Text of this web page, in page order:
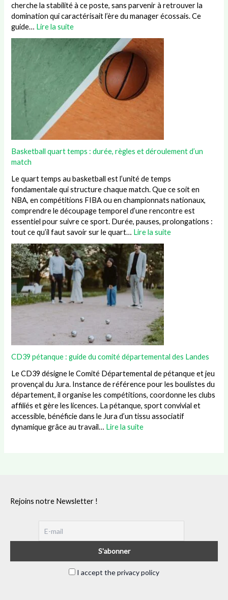
cherche la stabilité à ce poste, sans parvenir à retrouver la
domination qui caractérisait l’ère du manager écossais. Ce
guide… Lire la suite
Basketball quart temps : durée, règles et déroulement d’un
match
Le quart temps au basketball est l’unité de temps
fondamentale qui structure chaque match. Que ce soit en
NBA, en compétitions FIBA ou en championnats nationaux,
comprendre le découpage temporel d’une rencontre est
essentiel pour suivre ce sport. Durée, pauses, prolongations :
tout ce qu’il faut savoir sur le quart… Lire la suite
CD39 pétanque : guide du comité départemental des Landes
Le CD39 désigne le Comité Départemental de pétanque et jeu
provençal du Jura. Instance de référence pour les boulistes du
département, il organise les compétitions, coordonne les clubs
affiliés et gère les licences. La pétanque, sport convivial et
accessible, bénéficie dans le Jura d’un tissu associatif
dynamique grâce au travail… Lire la suite
Rejoins notre Newsletter !
I accept the privacy policy